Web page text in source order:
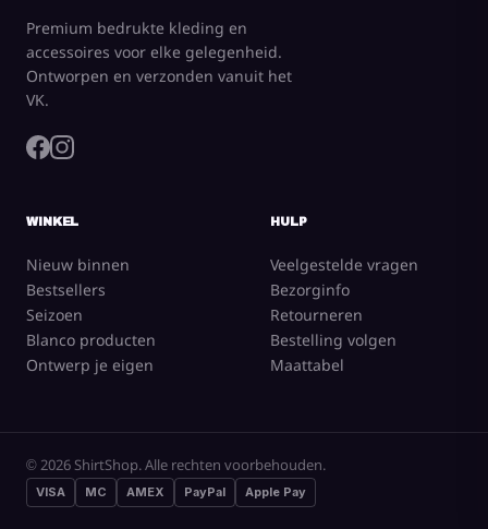
Premium bedrukte kleding en
accessoires voor elke gelegenheid.
Ontworpen en verzonden vanuit het
VK.
WINKEL
Nieuw binnen
Bestsellers
Seizoen
Blanco producten
Ontwerp je eigen
HULP
Veelgestelde vragen
Bezorginfo
Retourneren
Bestelling volgen
Maattabel
© 2026 ShirtShop. Alle rechten voorbehouden.
VISA MC AMEX PayPal Apple Pay